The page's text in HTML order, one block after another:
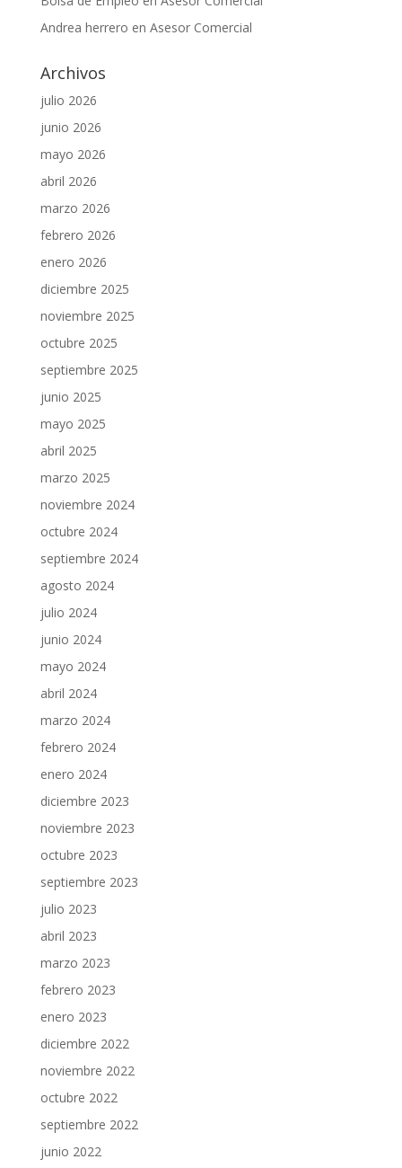
Andrea herrero en Asesor Comercial
Archivos
julio 2026
junio 2026
mayo 2026
abril 2026
marzo 2026
febrero 2026
enero 2026
diciembre 2025
noviembre 2025
octubre 2025
septiembre 2025
junio 2025
mayo 2025
abril 2025
marzo 2025
noviembre 2024
octubre 2024
septiembre 2024
agosto 2024
julio 2024
junio 2024
mayo 2024
abril 2024
marzo 2024
febrero 2024
enero 2024
diciembre 2023
noviembre 2023
octubre 2023
septiembre 2023
julio 2023
abril 2023
marzo 2023
febrero 2023
enero 2023
diciembre 2022
noviembre 2022
octubre 2022
septiembre 2022
junio 2022